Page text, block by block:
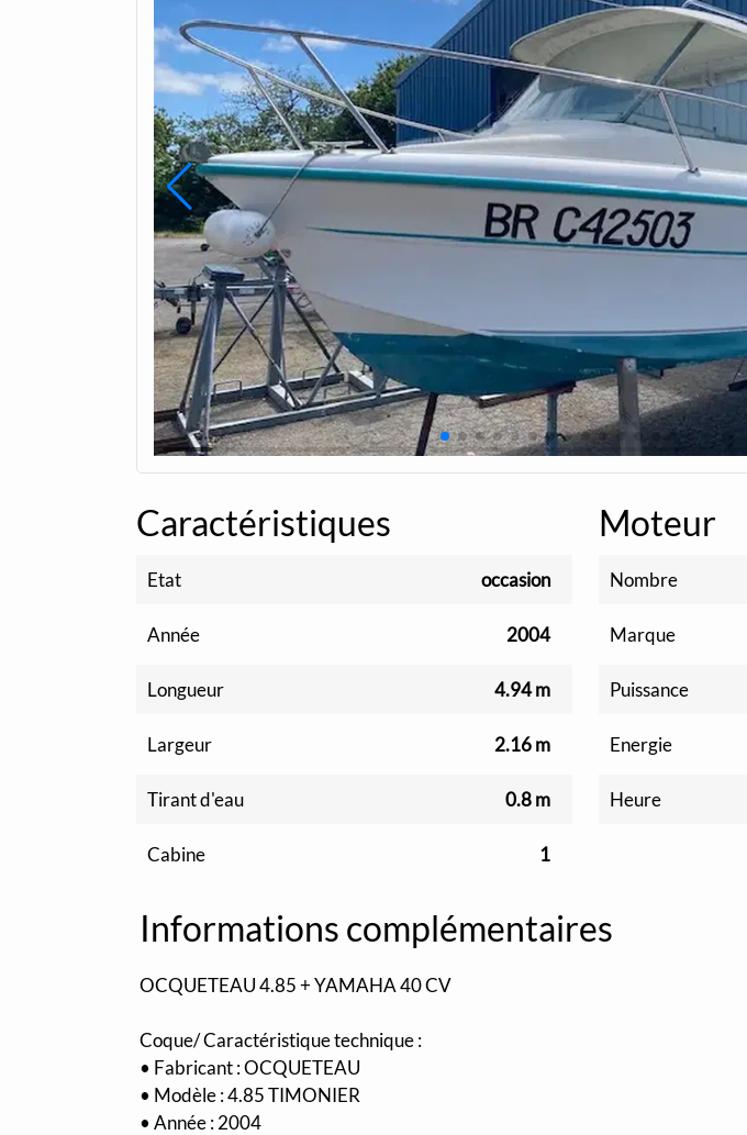
Caractéristiques
Etat occasion
Année 2004
Longueur 4.94 m
Largeur 2.16 m
Tirant d'eau 0.8 m
Cabine 1
Moteur
Nombre
Marque
Puissance
Energie
Heure
Informations complémentaires
OCQUETEAU 4.85 + YAMAHA 40 CV
Coque/ Caractéristique technique :
• Fabricant : OCQUETEAU
• Modèle : 4.85 TIMONIER
• Année : 2004